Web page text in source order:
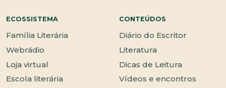
ECOSSISTEMA
Família Literária
Webrádio
Loja virtual
Escola literária
CONTEÚDOS
Diário do Escritor
Literatura
Dicas de Leitura
Vídeos e encontros